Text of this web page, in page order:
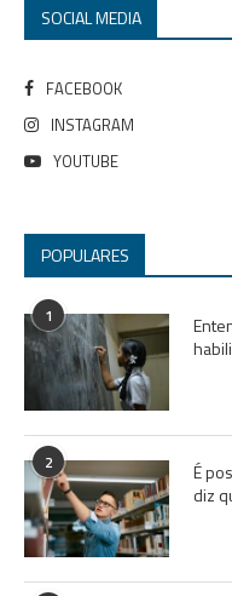
SOCIAL MEDIA
FACEBOOK
INSTAGRAM
YOUTUBE
POPULARES
1
2
É
diz